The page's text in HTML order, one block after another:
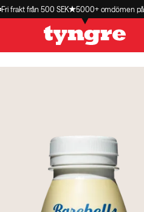
Fri frakt från 500 SEK 5000+ omdömen